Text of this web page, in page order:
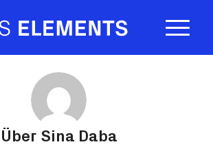
Über Sina Daba